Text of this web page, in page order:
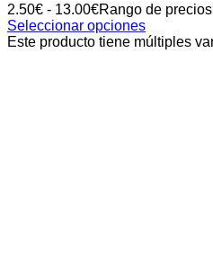
2.50€ - 13.00€Rango de
Seleccionar opciones
Este producto tiene múltiples